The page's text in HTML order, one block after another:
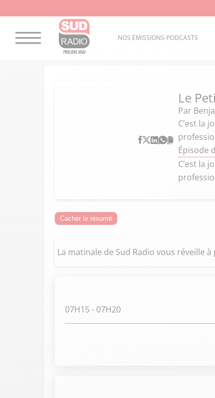
NOS ÉMISSIONS-PODCASTS
Le
Par
C’est la
Épisode
C’est la
Cacher le résumé
La matinale de Sud Radio vous réveille
07H15 - 07H20